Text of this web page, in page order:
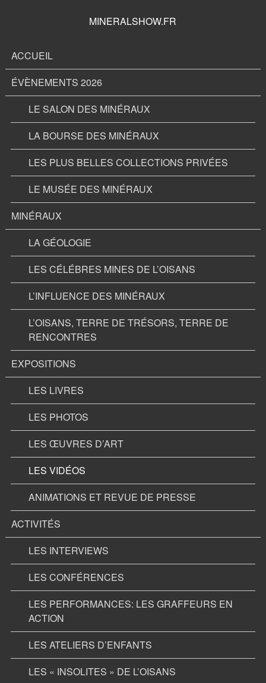
MINERALSHOW.FR
ACCUEIL
ÉVÈNEMENTS 2026
LE SALON DES MINÉRAUX
LA BOURSE DES MINÉRAUX
LES PLUS BELLES COLLECTIONS PRIVÉES
LE MUSÉE DES MINÉRAUX
MINÉRAUX
LA GÉOLOGIE
LES CÉLÉBRES MINES DE L’OISANS
L’INFLUENCE DES MINÉRAUX
L’OISANS, TERRE DE TRÉSORS, TERRE DE
RENCONTRES
EXPOSITIONS
LES LIVRES
LES PHOTOS
LES ŒUVRES D’ART
LES VIDÉOS
ANIMATIONS ET REVUE DE PRESSE
ACTIVITÉS
LES INTERVIEWS
LES CONFÉRENCES
LES PERFORMANCES: LES GRAFFEURS EN
ACTION
LES ATELIERS D’ENFANTS
LES « INSOLITES » DE L’OISANS